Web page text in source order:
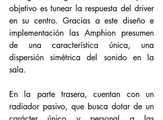
objetivo es tunear la respuesta del driver
en su centro. Gracias a este diseño e
implementación las Amphion presumen
de una característica única, una
dispersión simétrica del sonido en la
sala.
En la parte trasera, cuentan con un
radiador pasivo, que busca dotar de un